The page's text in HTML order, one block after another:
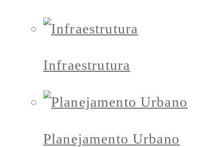
Infraestrutura
Planejamento Urbano